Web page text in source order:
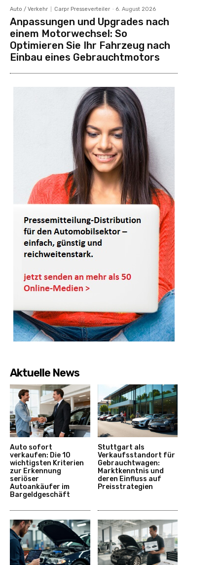
Auto / Verkehr Carpr Presseverteiler - 6. August 2026
Anpassungen und Upgrades nach
einem Motorwechsel: So
Optimieren Sie Ihr Fahrzeug nach
Einbau eines Gebrauchtmotors
Aktuelle News
Auto sofort
verkaufen: Die 10
wichtigsten Kriterien
zur Erkennung
seriöser
Autoankäufer im
Bargeldgeschäft
Stuttgart als
Verkaufsstandort für
Gebrauchtwagen:
Marktkenntnis und
deren Einfluss auf
Preisstrategien